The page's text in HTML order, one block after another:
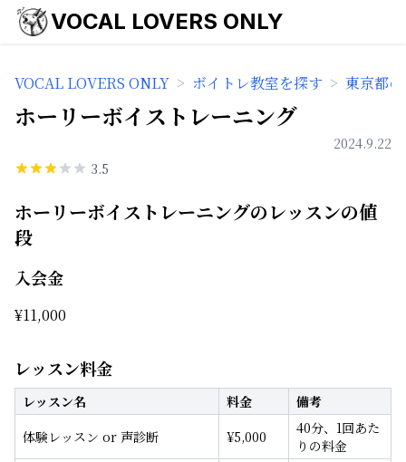
VOCAL LOVERS ONLY
VOCAL LOVERS ONLY > ボイトレ教室を探す > 東京都
ホーリーボイストレーニング
2024.9.22
3.5
ホーリーボイストレーニングのレッスンの値
段
入会金
¥11,000
レッスン料金
レッスン名 料金
備考
体験レッスン or 声診断
¥5,000
40分、1回あた
りの料金